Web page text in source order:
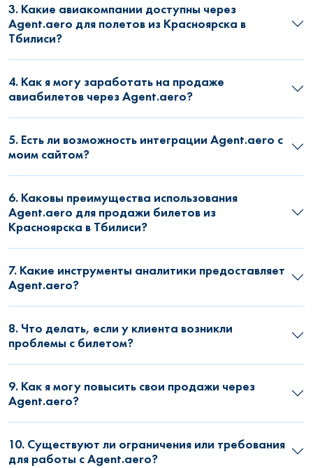
3. Какие авиакомпании доступны через
Agent.aero для полетов из Красноярска в
Тбилиси?
4. Как я могу заработать на продаже
авиабилетов через Agent.aero?
5. Есть ли возможность интеграции Agent.aero с
моим сайтом?
6. Каковы преимущества использования
Agent.aero для продажи билетов из
Красноярска в Тбилиси?
7. Какие инструменты аналитики предоставляет
Agent.aero?
8. Что делать, если у клиента возникли
проблемы с билетом?
9. Как я могу повысить свои продажи через
Agent.aero?
10. Существуют ли ограничения или требования
для работы с Agent.aero?